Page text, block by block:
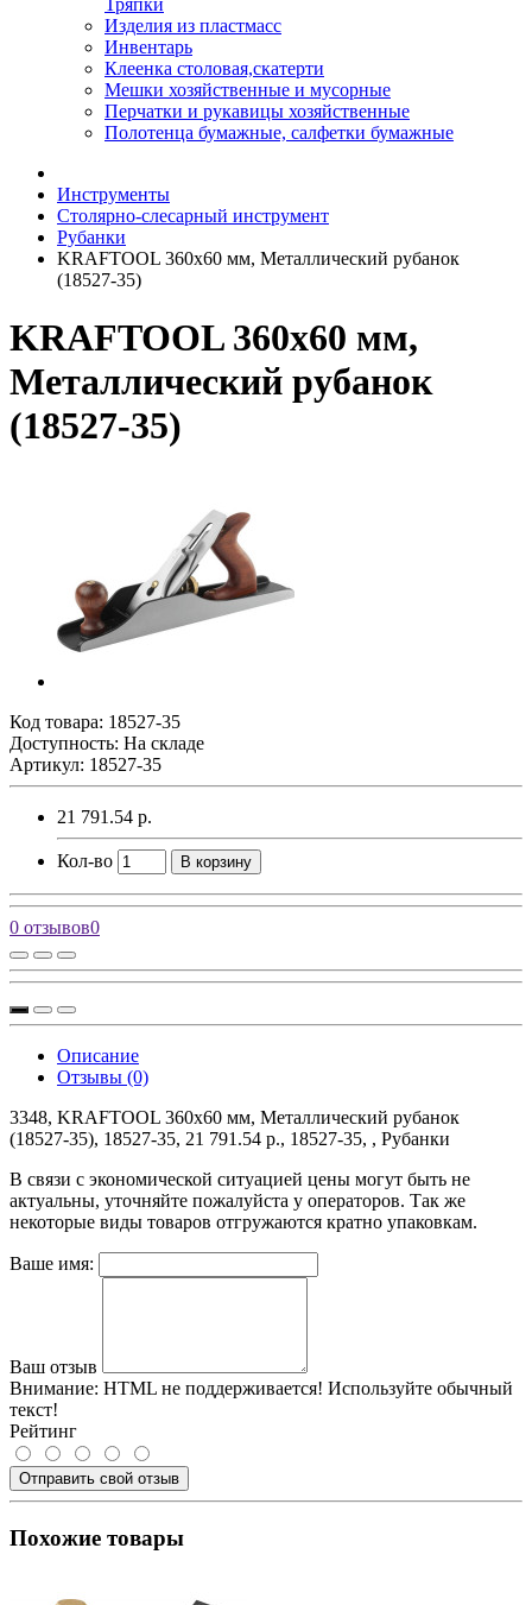
Тряпки
Изделия из пластмасс
Инвентарь
Клеенка столовая,скатерти
Мешки хозяйственные и мусорные
Перчатки и рукавицы хозяйственные
Полотенца бумажные, салфетки бумажные
Инструменты
Столярно-слесарный инструмент
Рубанки
KRAFTOOL 360x60 мм, Металлический рубанок
(18527-35)
KRAFTOOL 360x60 мм,
Металлический рубанок
(18527-35)
Код товара: 18527-35
Доступность: На складе
Артикул: 18527-35
21 791.54 р.
Кол-во В корзину
0 отзывов0
Описание
Отзывы (0)
3348, KRAFTOOL 360x60 мм, Металлический рубанок
(18527-35), 18527-35, 21 791.54 р., 18527-35, , Рубанки
В связи с экономической ситуацией цены могут быть не
актуальны, уточняйте пожалуйста у операторов. Так же
некоторые виды товаров отгружаются кратно упаковкам.
Ваше имя:
Ваш отзыв
Внимание: HTML не поддерживается! Используйте обычный
текст!
Рейтинг
Отправить свой отзыв
Похожие товары